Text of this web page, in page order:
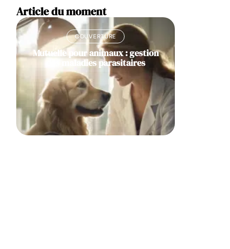
Article du moment
COUVERTURE
Mutuelle pour animaux : gestion
des maladies parasitaires